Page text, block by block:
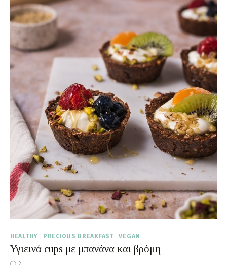
HEALTHY PRECIOUS BREAKFAST VEGAN
Υγιεινά cups με μπανάνα και βρόμη